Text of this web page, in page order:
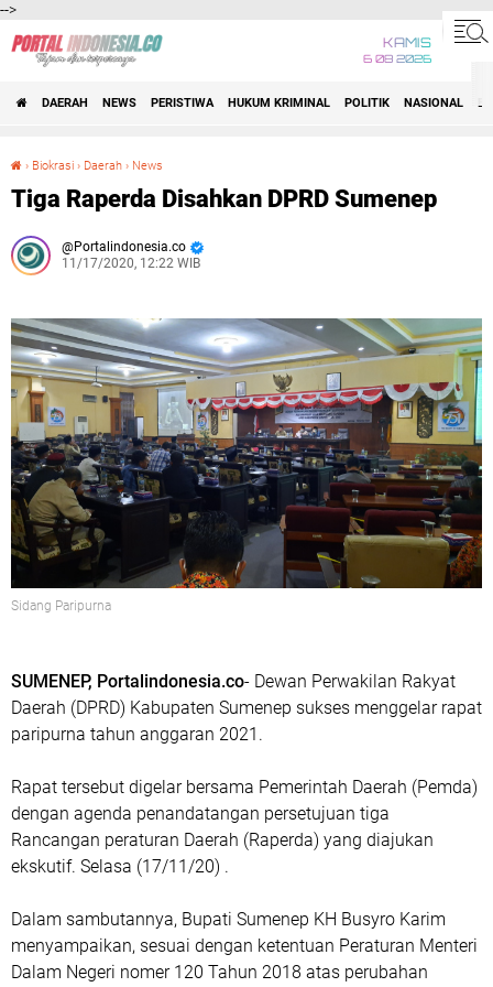
-->
KAMIS
6 08 2026
DAERAH NEWS PERISTIWA HUKUM KRIMINAL POLITIK NASIONAL
› Biokrasi › Daerah › News
Tiga Raperda Disahkan DPRD Sumenep
Portalindonesia.co
11/17/2020, 12:22 WIB
Sidang Paripurna
SUMENEP, Portalindonesia.co- Dewan Perwakilan Rakyat
Daerah (DPRD) Kabupaten Sumenep sukses menggelar rapat
paripurna tahun anggaran 2021.
Rapat tersebut digelar bersama Pemerintah Daerah (Pemda)
dengan agenda penandatangan persetujuan tiga
Rancangan peraturan Daerah (Raperda) yang diajukan
ekskutif. Selasa (17/11/20) .
Dalam sambutannya, Bupati Sumenep KH Busyro Karim
menyampaikan, sesuai dengan ketentuan Peraturan Menteri
Dalam Negeri nomer 120 Tahun 2018 atas perubahan